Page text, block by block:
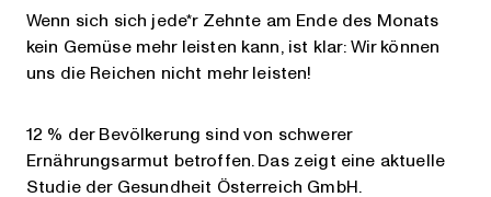
Wenn sich sich jede*r Zehnte am Ende des Monats
kein Gemüse mehr leisten kann, ist klar: Wir können
uns die Reichen nicht mehr leisten!
12 % der Bevölkerung sind von schwerer
Ernährungsarmut betroffen. Das zeigt eine aktuelle
Studie der Gesundheit Österreich GmbH.